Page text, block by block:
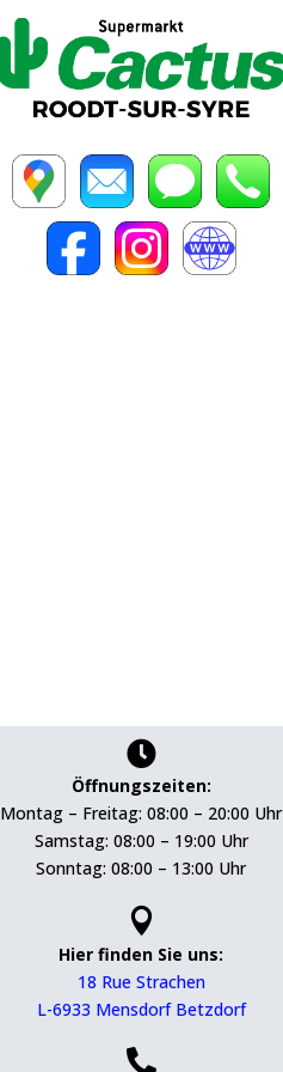

Öffnungszeiten:
Montag – Freitag: 08:00 – 20:00 Uhr
Samstag: 08:00 – 19:00 Uhr
Sonntag: 08:00 – 13:00 Uhr

Hier finden Sie uns:
18 Rue Strachen
L-6933 Mensdorf Betzdorf
